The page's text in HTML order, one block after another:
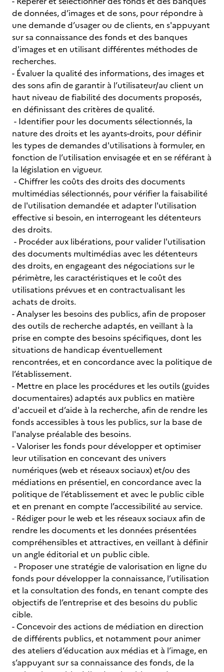
de données, d’images et de sons, pour répondre à
une demande d’usager ou de clients, en s'appuyant
sur sa connaissance des fonds et des banques
d'images et en utilisant différentes méthodes de
recherches.
- Évaluer la qualité des informations, des images et
des sons afin de garantir à l’utilisateur/au client un
haut niveau de fiabilité des documents proposés,
en définissant des critères de qualité.
- Identifier pour les documents sélectionnés, la
nature des droits et les ayants-droits, pour définir
les types de demandes d'utilisations à formuler, en
fonction de l’utilisation envisagée et en se référant à
la législation en vigueur.
- Chiffrer les coûts des droits des documents
multimédias sélectionnés, pour vérifier la faisabilité
de l'utilisation demandée et adapter l'utilisation
effective si besoin, en interrogeant les détenteurs
des droits.
- Procéder aux libérations, pour valider l'utilisation
des documents multimédias avec les détenteurs
des droits, en engageant des négociations sur le
périmètre, les caractéristiques et le coût des
utilisations prévues et en contractualisant les
achats de droits.
- Analyser les besoins des publics, afin de proposer
des outils de recherche adaptés, en veillant à la
prise en compte des besoins spécifiques, dont les
situations de handicap éventuellement
rencontrées, et en concordance avec la politique de
l’établissement.
- Mettre en place les procédures et les outils (guides
documentaires) adaptés aux publics en matière
d'accueil et d’aide à la recherche, afin de rendre les
fonds accessibles à tous les publics, sur la base de
l'analyse préalable des besoins.
- Valoriser les fonds pour développer et optimiser
leur utilisation en concevant des univers
numériques (web et réseaux sociaux) et/ou des
médiations en présentiel, en concordance avec la
politique de l’établissement et avec le public cible
et en prenant en compte l’accessibilité au service.
- Rédiger pour le web et les réseaux sociaux afin de
rendre les documents et les données présentées
compréhensibles et attractives, en veillant à définir
un angle éditorial et un public cible.
- Proposer une stratégie de valorisation en ligne du
fonds pour développer la connaissance, l’utilisation
et la consultation des fonds, en tenant compte des
objectifs de l’entreprise et des besoins du public
cible.
- Concevoir des actions de médiation en direction
de différents publics, et notamment pour animer
des ateliers d’éducation aux médias et à l’image, en
s’appuyant sur sa connaissance des fonds, de la